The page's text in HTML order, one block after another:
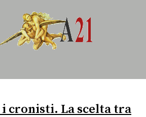
i cronisti. La scelta tra